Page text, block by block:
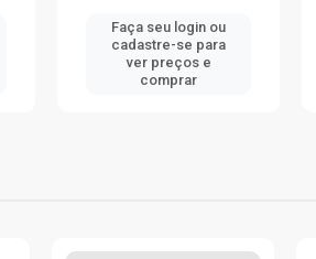
Faça seu login ou
cadastre-se para
ver preços e
comprar